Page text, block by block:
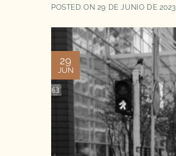
POSTED ON 29 DE JUNIO DE 2023
29
JUN